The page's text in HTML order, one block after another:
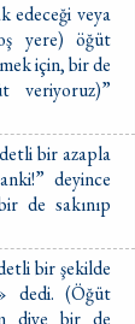
edeceği veya
yere) öğüt
için, bir de
veriyoruz)”
bir azapla
deyince
de sakınıp
bir şekilde
dedi. (Öğüt
diye bir de